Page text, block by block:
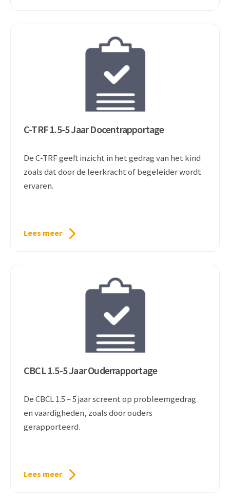
C-TRF 1.5-5 Jaar Docentrapportage
De C-TRF geeft inzicht in het gedrag van het kind
zoals dat door de leerkracht of begeleider wordt
ervaren.
Lees meer
CBCL 1.5-5 Jaar Ouderrapportage
De CBCL 1.5 – 5 jaar screent op probleemgedrag
en vaardigheden, zoals door ouders
gerapporteerd.
Lees meer